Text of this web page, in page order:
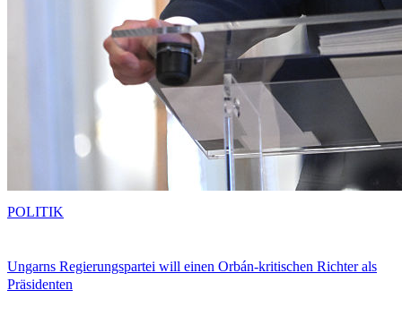
Ungarns Regierungspartei will einen Orbán-kritischen Richter als
Präsidenten
POLITIK